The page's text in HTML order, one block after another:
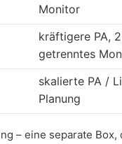
Monitor
kräftigere PA,
getrenntes
skalierte PA /
Planung
– eine separate Box,